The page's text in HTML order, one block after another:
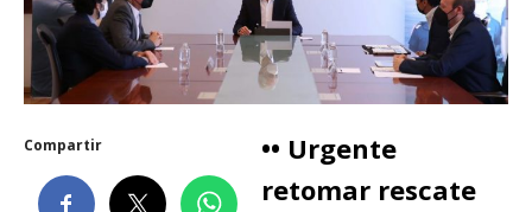
Compartir
•• Urgente
retomar rescate